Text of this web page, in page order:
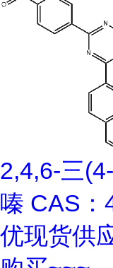
2,4,6-三
嗪 CAS：
优现货供